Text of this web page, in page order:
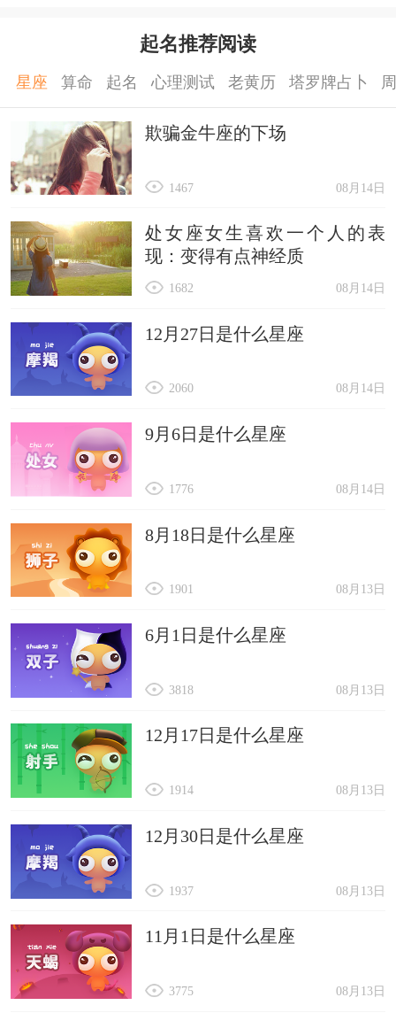
起名推荐阅读
星座 算命 起名 心理测试 老黄历 塔罗牌占卜
欺骗金牛座的下场
08月14日
1467
处女座女生喜欢一个人的表
现：变得有点神经质
08月14日
1682
12月27日是什么星座
08月14日
2060
9月6日是什么星座
08月14日
1776
8月18日是什么星座
08月13日
1901
6月1日是什么星座
08月13日
3818
12月17日是什么星座
08月13日
1914
12月30日是什么星座
08月13日
1937
11月1日是什么星座
08月13日
3775